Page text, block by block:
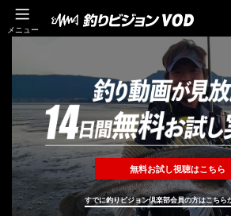
メニュー
無料お試し視聴はこちら
すでに釣りビジョン倶楽部会員の方はこちら